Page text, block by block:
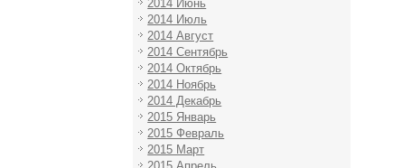
2014 Июнь
2014 Июль
2014 Август
2014 Сентябрь
2014 Октябрь
2014 Ноябрь
2014 Декабрь
2015 Январь
2015 Февраль
2015 Март